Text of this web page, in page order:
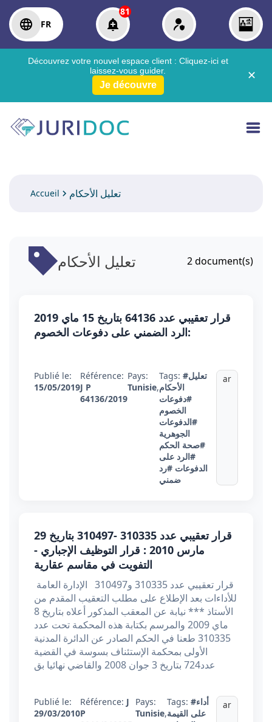
FR
81
Découvrez votre nouvel espace client : Cliquez-ici et
laissez-vous guider.
Je découvre
✕
Accueil تعليل الأحكام
تعليل الأحكام 2document(s)
قرار تعقيبي عدد 64136 بتاريخ 15 ماي 2019
:الرد الضمني على دفوعات الخصوم
Publié le:
15/05/2019
Référence:
J P
64136/2019
Pays:
Tunisie,
Tags: #تعليل
الأحكام
#دفوعات
الخصوم
#الدفوعات
الجوهرية
#صحة الحكم
#الرد على
الدفوعات #رد
ضمني
ar
قرار تعقيبي عدد 310335 -310497 بتاريخ 29
مارس 2010 : قرار التوظيف الإجباري -
التفويت في مقاسم عقارية
للأداءات بعد الإطلاع على مطلب التعقيب المقدم من
الأستاذ *** نيابة عن المعقب المذكور أعلاه بتاريخ 8
ماي 2009 والمرسم بكتابة هذه المحكمة تحت عدد
310335 طعنا في الحكم الصادر عن الدائرة المدنية
الأولى بمحكمة الإستئناف بسوسة في القضية
عدد724 بتاريخ 3 جوان 2008 والقاضي نهائيا بق
Publié le:
29/03/2010
Référence: J
P
Pays:
Tunisie,
Tags: #أداء
على القيمة
ar